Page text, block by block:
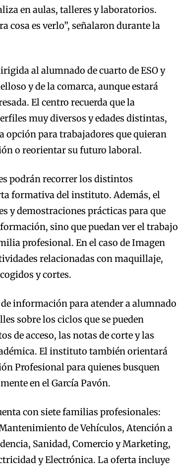
en aulas, talleres y laboratorios.
cosa es verlo”, señalaron durante la
al alumnado de cuarto de ESO y
y de la comarca, aunque estará
El centro recuerda que la
muy diversos y edades distintas,
opción para trabajadores que quieran
o reorientar su futuro laboral.
podrán recorrer los distintos
formativa del instituto. Además, el
y demostraciones prácticas para que
sino que puedan ver el trabajo
profesional. En el caso de Imagen
relacionadas con maquillaje,
y cortes.
información para atender a alumnado
sobre los ciclos que se pueden
de acceso, las notas de corte y las
El instituto también orientará
Profesional para quienes busquen
en el García Pavón.
con siete familias profesionales:
de Vehículos, Atención a
Sanidad, Comercio y Marketing,
y Electrónica. La oferta incluye